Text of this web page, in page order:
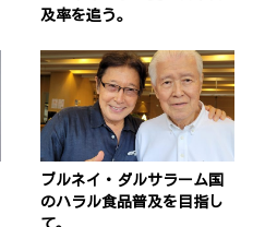
及率を追う。
ブルネイ・ダルサラーム国
のハラル食品普及を目指し